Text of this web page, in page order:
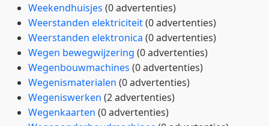
Weekendhuisjes (0 advertenties)
Weerstanden elektriciteit(0 advertenties)
Weerstanden elektronica (0 advertenties)
Wegen bewegwijzering (0 advertenties)
Wegenbouwmachines (0 advertenties)
Wegenismaterialen (0 advertenties)
Wegeniswerken (2 advertenties)
Wegenkaarten (0 advertenties)